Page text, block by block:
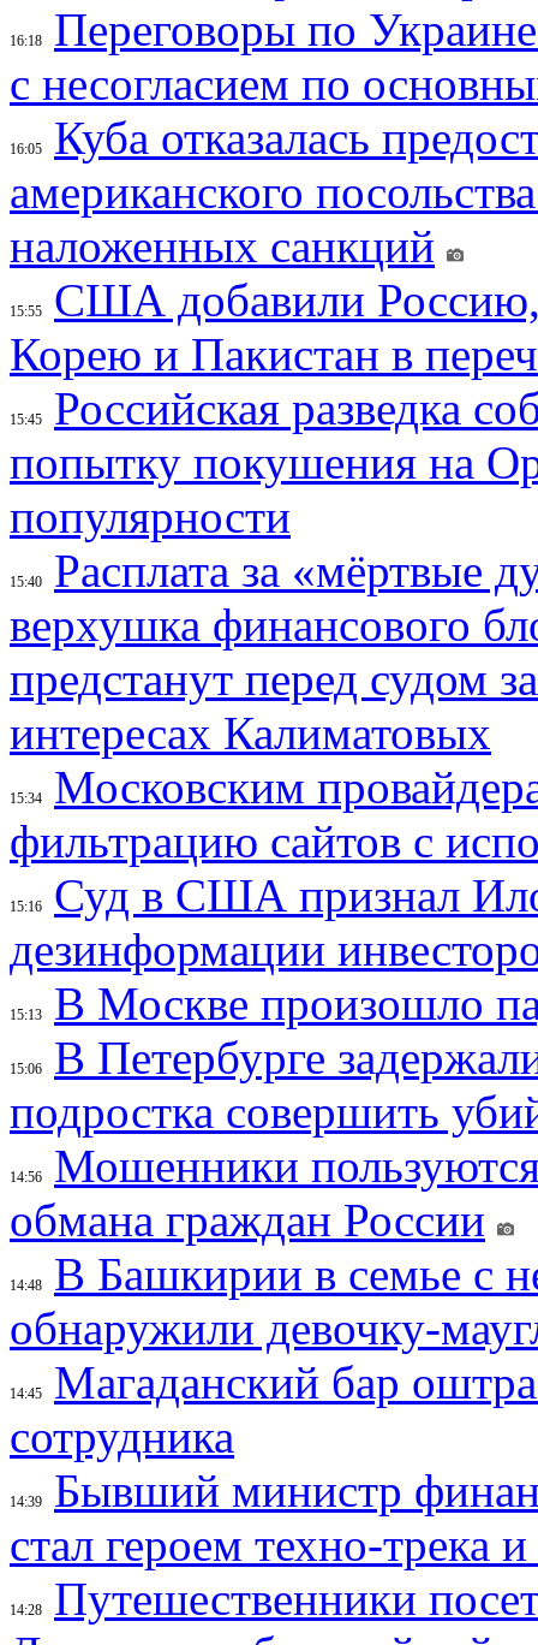
16:18
Переговоры по
с несогласием по
16:05
Куба отказалась
американского
наложенных санкций
15:55
США добавили
Корею и Пакистан в
15:45
Российская разведка
попытку покушения на
популярности
15:40
Расплата за «мёртвые
верхушка финансового
предстанут перед судом
интересах Калиматовых
15:34
Московским
фильтрацию сайтов с
15:16
Суд в США признал
дезинформации
15:13 В Москве произошло
15:06
В Петербурге
подростка совершить
14:56
Мошенники
обмана граждан России
14:48
В Башкирии в семье с
обнаружили девочку-
14:45
Магаданский бар
сотрудника
14:39
Бывший министр
стал героем техно-трека
14:28
Путешественники